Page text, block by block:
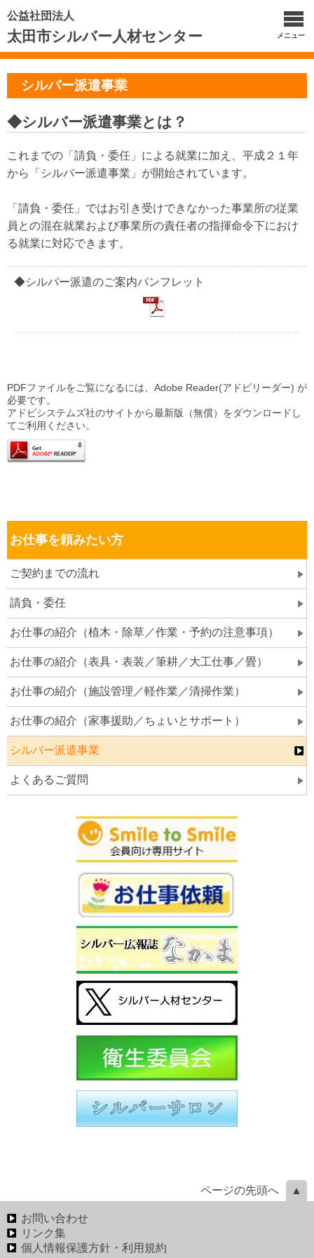
公益社団法人
太田市シルバー人材センター メニュー
シルバー派遣事業
◆シルバー派遣事業とは？
これまでの「請負・委任」による就業に加え、平成２１年
から「シルバー派遣事業」が開始されています。
「請負・委任」ではお引き受けできなかった事業所の従業
員との混在就業および事業所の責任者の指揮命令下におけ
る就業に対応できます。
◆シルバー派遣のご案内パンフレット
PDFファイルをご覧になるには、Adobe Reader(アドビリーダー) が
必要です。
アドビシステムズ社のサイトから最新版（無償）をダウンロードし
てご利用ください。
お仕事を頼みたい方
ご契約までの流れ
請負・委任
お仕事の紹介（植木・除草／作業・予約の注意事項）
お仕事の紹介（表具・表装／筆耕／大工仕事／畳）
お仕事の紹介（施設管理／軽作業／清掃作業）
お仕事の紹介（家事援助／ちょいとサポート）
シルバー派遣事業
よくあるご質問
ページの先頭へ
お問い合わせ
リンク集
個人情報保護方針・利用規約